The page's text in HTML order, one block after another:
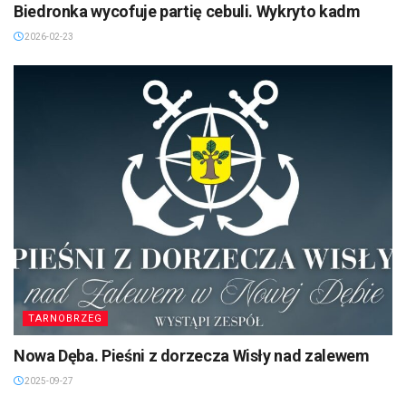
Biedronka wycofuje partię cebuli. Wykryto kadm
2026-02-23
TARNOBRZEG
Nowa Dęba. Pieśni z dorzecza Wisły nad zalewem
2025-09-27